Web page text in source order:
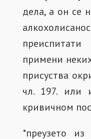
дела, а он се
примени
присуства
чл. 197. или
кривичном
*преузето из